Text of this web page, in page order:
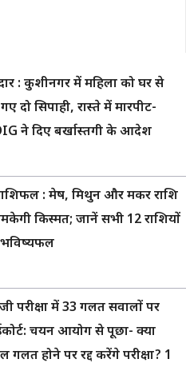
: कुशीनगर में महिला को घर से
दो सिपाही, रास्ते में मारपीट-
ने दिए बर्खास्तगी के आदेश
: मेष, मिथुन और मकर राशि
किस्मत; जानें सभी 12 राशियों
परीक्षा में 33 गलत सवालों पर
चयन आयोग से पूछा- क्या
गलत होने पर रद्द करेंगे परीक्षा? 1